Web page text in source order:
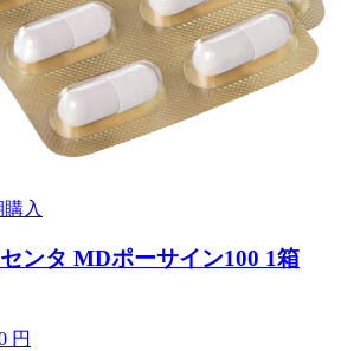
入
ンタ MDポーサイン100 1箱
円